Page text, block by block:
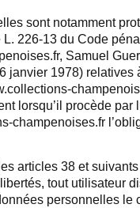
sont notamment
L. 226-13 du Code
Samuel
janvier 1978)
lorsqu’il procède
champenoises.fr
articles 38 et
tout utilisateur
personnelles le